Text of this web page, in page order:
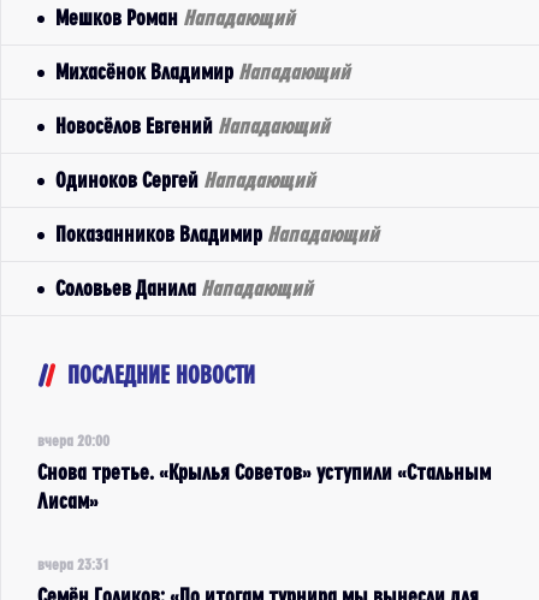
Мешков Роман Нападающий
Михасёнок Владимир Нападающий
Новосёлов Евгений Нападающий
Одиноков Сергей Нападающий
Показанников Владимир Нападающий
Соловьев Данила Нападающий
ПОСЛЕДНИЕ НОВОСТИ
вчера 20:00
Снова третье. «Крылья Советов» уступили «Стальным
Лисам»
вчера 23:31